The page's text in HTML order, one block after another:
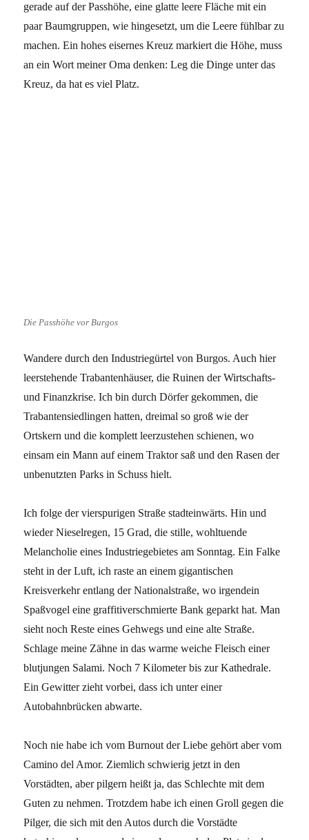
gerade auf der Passhöhe, eine glatte leere Fläche mit ein
paar Baumgruppen, wie hingesetzt, um die Leere fühlbar zu
machen. Ein hohes eisernes Kreuz markiert die Höhe, muss
an ein Wort meiner Oma denken: Leg die Dinge unter das
Kreuz, da hat es viel Platz.
Die Passhöhe vor Burgos
Wandere durch den Industriegürtel von Burgos. Auch hier
leerstehende Trabantenhäuser, die Ruinen der Wirtschafts-
und Finanzkrise. Ich bin durch Dörfer gekommen, die
Trabantensiedlingen hatten, dreimal so groß wie der
Ortskern und die komplett leerzustehen schienen, wo
einsam ein Mann auf einem Traktor saß und den Rasen der
unbenutzten Parks in Schuss hielt.
Ich folge der vierspurigen Straße stadteinwärts. Hin und
wieder Nieselregen, 15 Grad, die stille, wohltuende
Melancholie eines Industriegebietes am Sonntag. Ein Falke
steht in der Luft, ich raste an einem gigantischen
Kreisverkehr entlang der Nationalstraße, wo irgendein
Spaßvogel eine graffitiverschmierte Bank geparkt hat. Man
sieht noch Reste eines Gehwegs und eine alte Straße.
Schlage meine Zähne in das warme weiche Fleisch einer
blutjungen Salami. Noch 7 Kilometer bis zur Kathedrale.
Ein Gewitter zieht vorbei, dass ich unter einer
Autobahnbrücken abwarte.
Noch nie habe ich vom Burnout der Liebe gehört aber vom
Camino del Amor. Ziemlich schwierig jetzt in den
Vorstädten, aber pilgern heißt ja, das Schlechte mit dem
Guten zu nehmen. Trotzdem habe ich einen Groll gegen die
Pilger, die sich mit den Autos durch die Vorstädte